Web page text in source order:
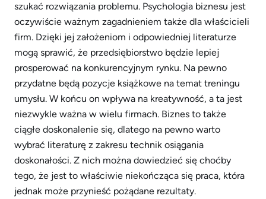
szukać rozwiązania problemu. Psychologia biznesu jest
oczywiście ważnym zagadnieniem także dla właścicieli
firm. Dzięki jej założeniom i odpowiedniej literaturze
mogą sprawić, że przedsiębiorstwo będzie lepiej
prosperować na konkurencyjnym rynku. Na pewno
przydatne będą pozycje książkowe na temat treningu
umysłu. W końcu on wpływa na kreatywność, a ta jest
niezwykle ważna w wielu firmach. Biznes to także
ciągłe doskonalenie się, dlatego na pewno warto
wybrać literaturę z zakresu technik osiągania
doskonałości. Z nich można dowiedzieć się choćby
tego, że jest to właściwie niekończąca się praca, która
jednak może przynieść pożądane rezultaty.